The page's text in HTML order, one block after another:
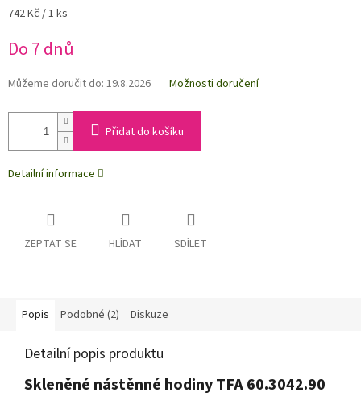
Měrná
742 Kč / 1 ks
Do 7 dnů
Můžeme doručit do: 19.8.2026 Možnosti doručení
Přidat do košíku
Detailní informace
ZEPTAT SE HLÍDAT SDÍLET
Popis Podobné (2) Diskuze
Detailní popis produktu
Skleněné nástěnné hodiny TFA 60.3042.90